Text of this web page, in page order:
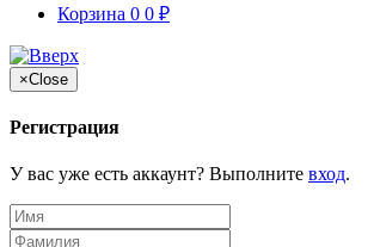
Корзина 0 0 ₽
×Close
Регистрация
У вас уже есть аккаунт? Выполните вход.